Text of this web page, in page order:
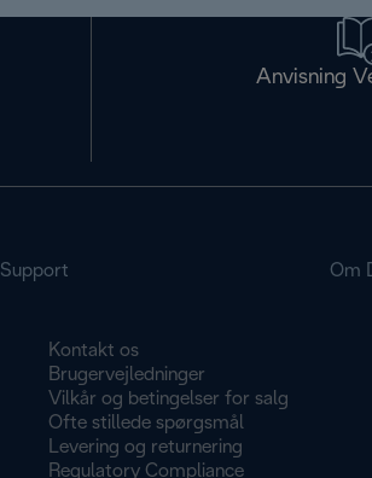
Anvisning
Support
Kontakt os
Brugervejledninger
Vilkår og betingelser for salg
Ofte stillede spørgsmål
Levering og returnering
Regulatory Compliance
Om